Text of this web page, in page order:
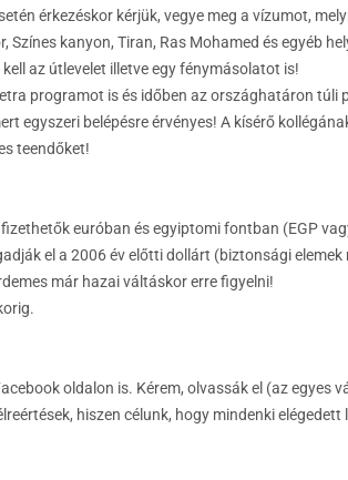
érkezéskor kérjük, vegye meg a vízumot,
Színes kanyon, Tiran, Ras Mohamed és egyéb
az útlevelet illetve egy fénymásolatot is!
programot is és időben az országhatáron túli
egyszeri belépésre érvényes! A kísérő
teendőket!
euróban és egyiptomi fontban (EGP
el a 2006 év előtti dollárt (biztonsági elemek
már hazai váltáskor erre figyelni!
oldalon is. Kérem, olvassák el (az egyes
hiszen célunk, hogy mindenki elégedett